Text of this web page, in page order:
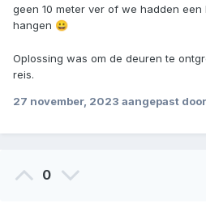
geen 10 meter ver of we hadden
hangen 😀
Oplossing was om de deuren te
reis.
27 november, 2023 aangepast
0